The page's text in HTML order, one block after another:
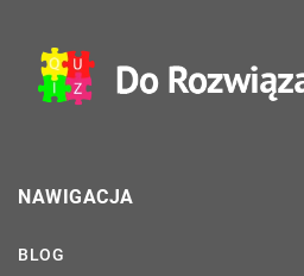
NAWIGACJA
BLOG